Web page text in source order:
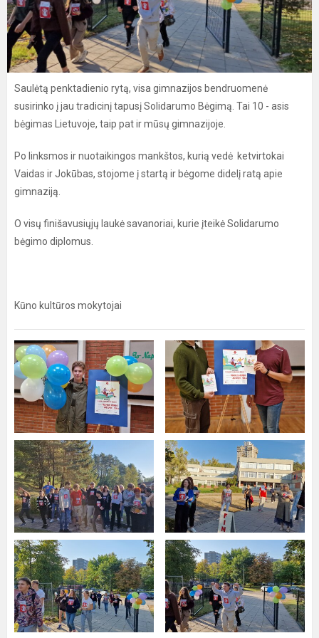
Saulėtą penktadienio rytą, visa gimnazijos bendruomenė
susirinko į jau tradicinį tapusį Solidarumo Bėgimą. Tai 10 - asis
bėgimas Lietuvoje, taip pat ir mūsų gimnazijoje.
Po linksmos ir nuotaikingos mankštos, kurią vedė ketvirtokai
Vaidas ir Jokūbas, stojome į startą ir bėgome didelį ratą apie
gimnaziją.
O visų finišavusiųjų laukė savanoriai, kurie įteikė Solidarumo
bėgimo diplomus.
Kūno kultūros mokytojai